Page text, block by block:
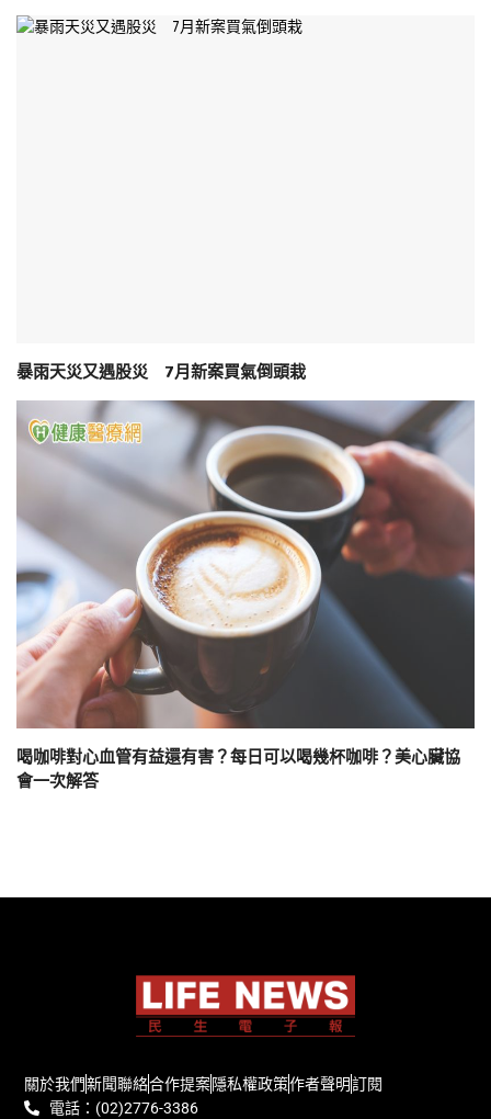
暴雨天災又遇股災 7月新案買氣倒頭栽
喝咖啡對心血管有益還有害？每日可以喝幾杯咖啡？美心臟協
會一次解答
關於我們新聞聯絡合作提案隱私權政策作者聲明訂閱
電話：(02)2776-3386